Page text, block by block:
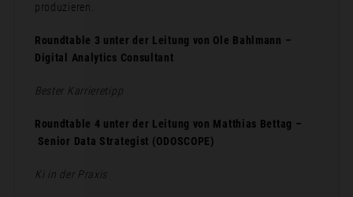
produzieren.
Roundtable 3 unter der Leitung von Ole Bahlmann –
Digital Analytics Consultant
Bester Karrieretipp
Roundtable 4 unter der Leitung von Matthias Bettag –
Senior Data Strategist (ODOSCOPE)
Ki in der Praxis